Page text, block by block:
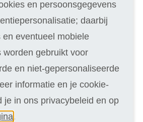
en persoonsgegevens
daarbij
en eventueel mobiele
worden gebruikt voor
en niet-gepersonaliseerde
informatie en je cookie-
je in ons privacybeleid en op
.